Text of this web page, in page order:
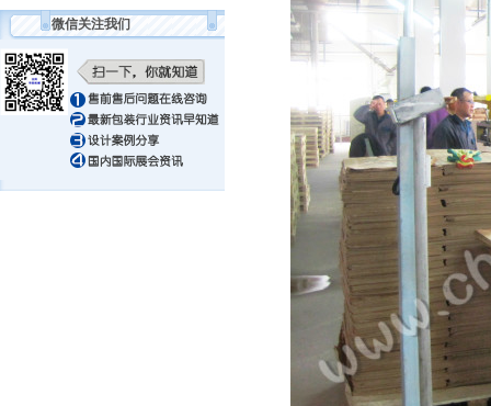
微信关注我们